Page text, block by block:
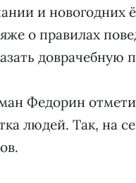
и новогодних
о правилах
доврачебную
Федорин
людей. Так, на